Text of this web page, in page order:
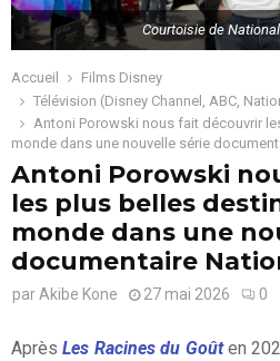
Courtoisie de
Accueil
Films Disney
Télévision (Disney Channel, ABC,
Antoni Porowski nous fait découvrir
monde dans une nouvelle série
Antoni Porowski
les plus belles
monde dans une
documentaire
parAkibe Kone 27 mai 2026 0
AprèsLes Racines du Goûten